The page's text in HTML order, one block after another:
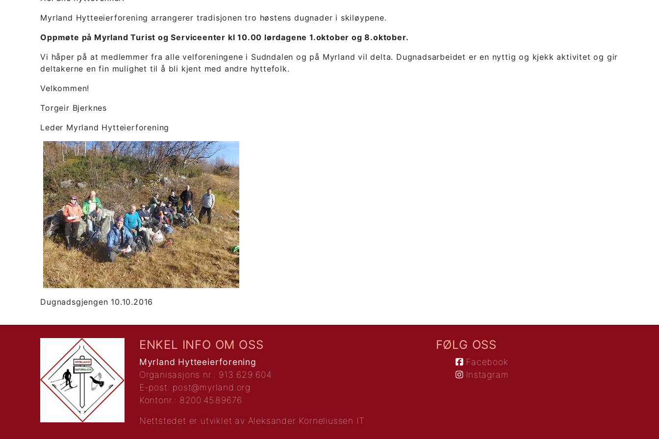
Myrland Hytteeierforening arrangerer tradisjonen tro høstens dugnader i skiløypene.
Oppmøte på Myrland Turist og Serviceenter kl 10.00 lørdagene 1.oktober og 8.oktober.
Vi håper på at medlemmer fra alle velforeningene i Sudndalen og på Myrland vil delta. Dugnadsarbeidet er en nyttig og kjekk aktivitet og gir
deltakerne en fin mulighet til å bli kjent med andre hyttefolk.
Velkommen!
Torgeir Bjerknes
Leder Myrland Hytteierforening
Dugnadsgjengen 10.10.2016
ENKEL INFO OM OSS
Myrland Hytteeierforening
Organisasjons nr.: 913 629 604
E-post: post@myrland.org
Kontonr.: 8200.45.89676
Nettstedet er utviklet av Aleksander Korneliussen IT
FØLG OSS
Facebook
Instagram